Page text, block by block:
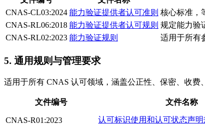
CNAS-CL03:2024 能力验证提供者认可准则 核心标准，
CNAS-RL06:2018 能力验证提供者认可规则 规定能力验
CNAS-RL02:2023 能力验证规则 适用于所有
5. 通用规则与管理要求
适用于所有 CNAS 认可领域，涵盖公正性、保密、收
文件编号 文件名称
CNAS-R01:2023 认可标识使用和认可状态声明